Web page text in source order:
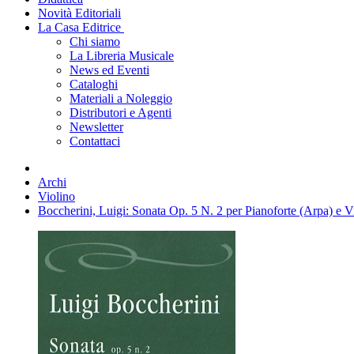
Novità Editoriali
La Casa Editrice
Chi siamo
La Libreria Musicale
News ed Eventi
Cataloghi
Materiali a Noleggio
Distributori e Agenti
Newsletter
Contattaci
Archi
Violino
Boccherini, Luigi: Sonata Op. 5 N. 2 per Pianoforte (Arpa) e